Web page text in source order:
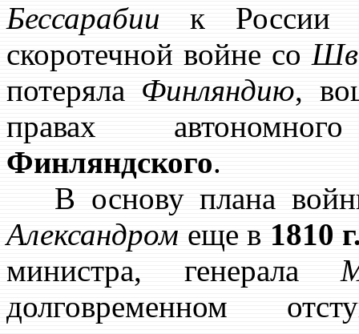
Бессарабии к России
скоротечной войне со
потеряла Финляндию,
правах
Финляндского.
В основу плана
Александром еще в 1810
министра, генерала
долговременном